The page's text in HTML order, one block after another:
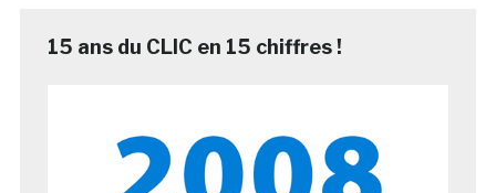
15 ans du CLIC en 15 chiffres !